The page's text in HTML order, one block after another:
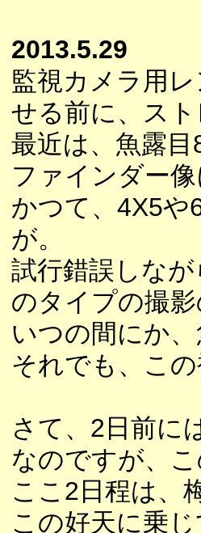
2013.5.29
監視カメラ用
せる前に、ス
最近は、魚露
ファインダー
かつて、4X5や
が。
試行錯誤しな
のタイプの撮
いつの間にか
それでも、こ
さて、2日前に
なのですが、
ここ2日程は、
この好天に乗